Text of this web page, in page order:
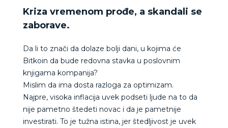
Kriza vremenom prođe, a skandali se
zaborave.
Da li to znači da dolaze bolji dani, u kojima će
Bitkoin da bude redovna stavka u poslovnim
knjigama kompanija?
Mislim da ima dosta razloga za optimizam.
Najpre, visoka inflacija uvek podseti ljude na to da
nije pametno štedeti novac i da je pametnije
investirati. To je tužna istina, jer štedljivost je uvek